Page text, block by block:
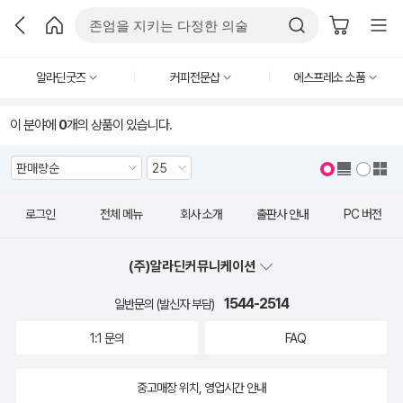
알라딘굿즈 커피전문샵 에스프레소 소품
이 분야에 0개의 상품이 있습니다.
로그인 전체 메뉴 회사 소개 출판사 안내 PC 버전
(주)알라딘커뮤니케이션
일반문의 (발신자 부담) 1544-2514
1:1 문의 FAQ
중고매장 위치, 영업시간 안내